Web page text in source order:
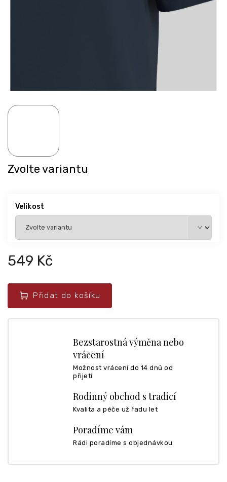
549 Kč
Zvolte variantu
Velikost
Přidat do košíku
Bezstarostná výměna nebo
vrácení
Možnost vrácení do 14 dnů od
přijetí
Rodinný obchod s tradicí
Kvalita a péče už řadu let
Poradíme vám
Rádi poradíme s objednávkou